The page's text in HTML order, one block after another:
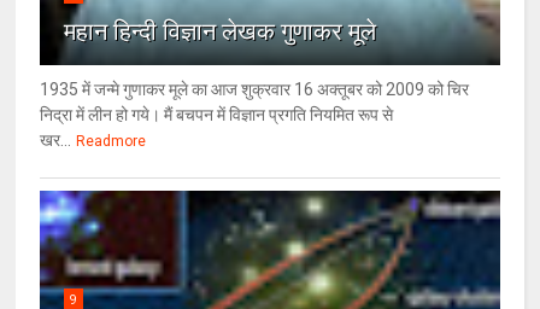
महान हिन्दी विज्ञान लेखक गुणाकर मूले
1935 में जन्मे गुणाकर मूले का आज शुक्रवार 16 अक्तूबर को 2009 को चिर
निद्रा में लीन हो गये। मैं बचपन में विज्ञान प्रगति नियमित रूप से
खर...
Readmore
9